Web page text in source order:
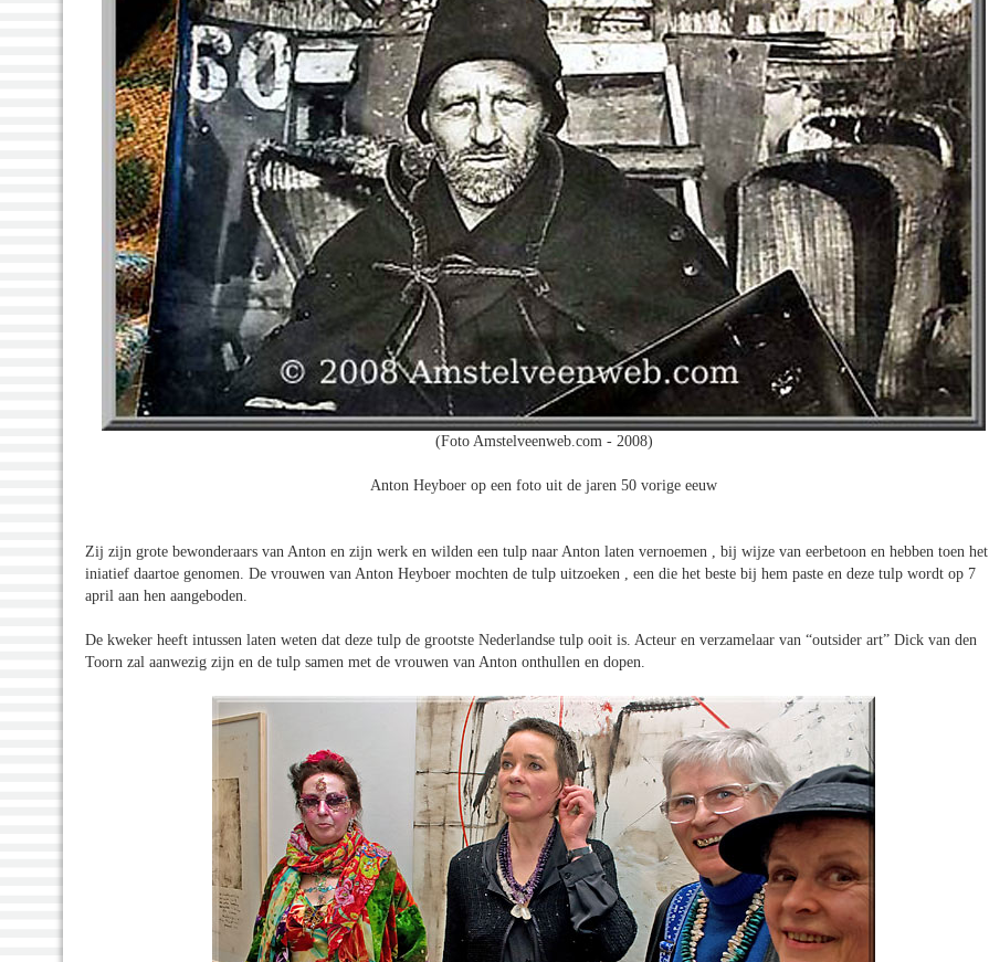
(Foto Amstelveenweb.com - 2008)
Anton Heyboer op een foto uit de jaren 50 vorige eeuw
Zij zijn grote bewonderaars van Anton en zijn werk en wilden een tulp naar Anton laten vernoemen , bij wijze van eerbetoon en hebben toen het
iniatief daartoe genomen. De vrouwen van Anton Heyboer mochten de tulp uitzoeken , een die het beste bij hem paste en deze tulp wordt op 7
april aan hen aangeboden.
De kweker heeft intussen laten weten dat deze tulp de grootste Nederlandse tulp ooit is. Acteur en verzamelaar van “outsider art” Dick van den
Toorn zal aanwezig zijn en de tulp samen met de vrouwen van Anton onthullen en dopen.